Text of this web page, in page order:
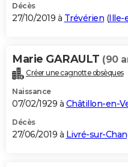
Décès
27/10/2019 à Trévérien (Ille-
Marie GARAULT (90
Créer une cagnotte obsèques
Naissance
07/02/1929 à Châtillon-en-
Décès
27/06/2019 à Livré-sur-